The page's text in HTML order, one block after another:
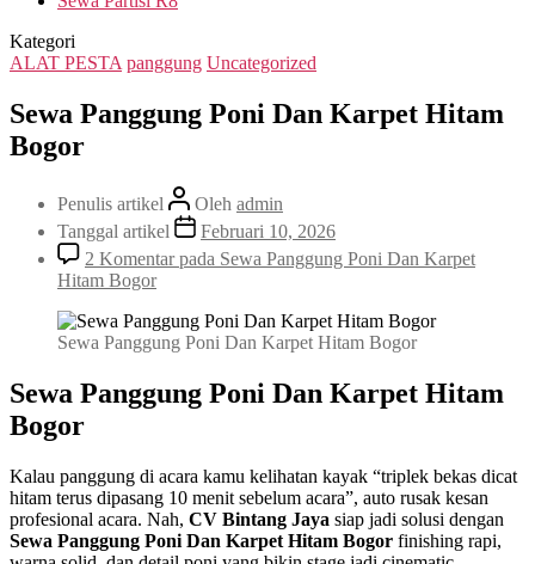
Kategori
ALAT PESTA panggung Uncategorized
Sewa Panggung Poni Dan Karpet Hitam
Bogor
Penulis artikel Oleh admin
Tanggal artikel
Februari 10, 2026
2 Komentarpada Sewa Panggung Poni Dan Karpet
Hitam Bogor
Sewa Panggung Poni Dan Karpet Hitam Bogor
Sewa Panggung Poni Dan Karpet Hitam
Bogor
Kalau panggung di acara kamu kelihatan kayak “triplek bekas dicat
hitam terus dipasang 10 menit sebelum acara”, auto rusak kesan
profesional acara. Nah, CV Bintang Jaya siap jadi solusi dengan
Sewa Panggung Poni Dan Karpet Hitam Bogor finishing rapi,